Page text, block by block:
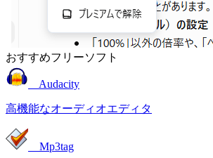
おすすめフリーソフト
Audacity
高機能なオーディオエディタ
Mp3tag